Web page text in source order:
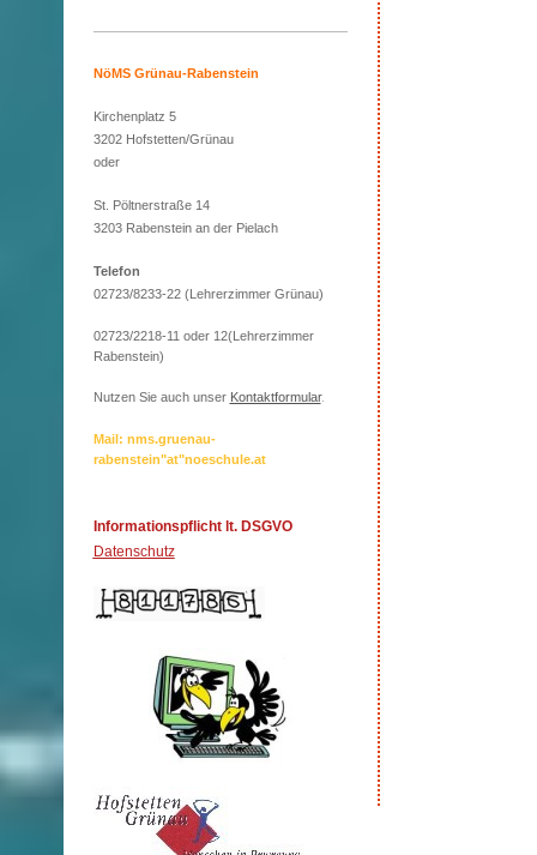
NöMS Grünau-Rabenstein
Kirchenplatz 5
3202 Hofstetten/Grünau
oder
St. Pöltnerstraße 14
3203 Rabenstein an der Pielach
Telefon
02723/8233-22 (Lehrerzimmer Grünau)
02723/2218-11 oder 12(Lehrerzimmer
Rabenstein)
Nutzen Sie auch unser Kontaktformular.
Mail: nms.gruenau-
rabenstein"at"noeschule.at
Informationspflicht lt. DSGVO
Datenschutz